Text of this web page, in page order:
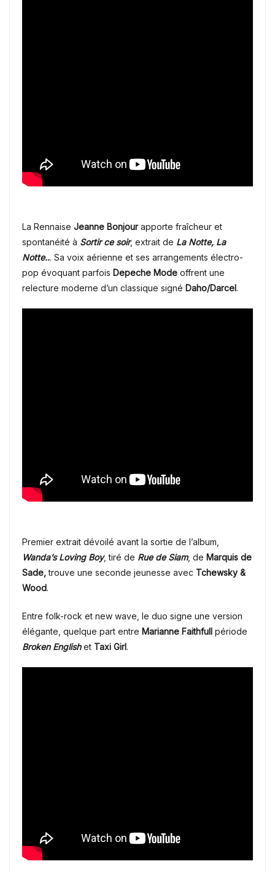
La Rennaise Jeanne Bonjourapporte fraîcheur et
spontanéité à Sortir ce soir, extrait de La Notte, La
Notte... Sa voix aérienne et ses arrangements électro-
pop évoquant parfois Depeche Mode offrent une
relecture moderne d’un classique signé Daho/Darcel.
Premier extrait dévoilé avant la sortie de l’album,
Wanda’s Loving Boy, tiré de Rue de Siam, de Marquis de
Sade,trouve une seconde jeunesse avec Tchewsky &
Wood.
Entre folk-rock et new wave, le duo signe une version
élégante, quelque part entre Marianne Faithfull période
Broken Englishet Taxi Girl.